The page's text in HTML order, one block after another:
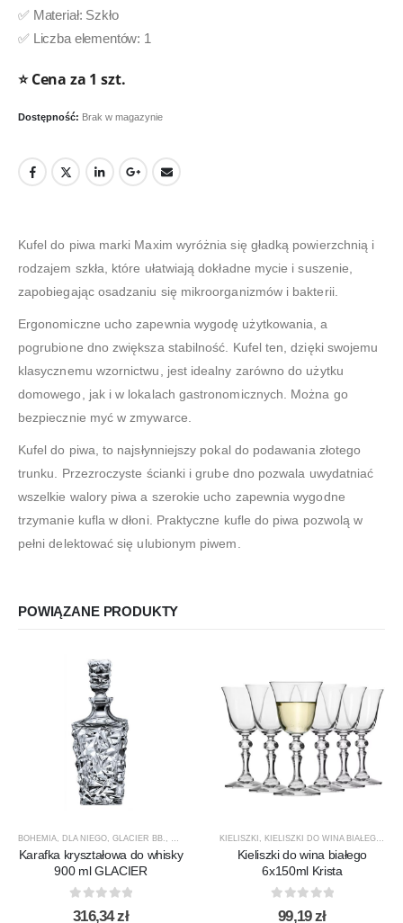
✅ Materiał: Szkło
✅ Liczba elementów: 1
⭐ Cena za 1 szt.
Dostępność: Brak w magazynie
Kufel do piwa marki Maxim wyróżnia się gładką powierzchnią i
rodzajem szkła, które ułatwiają dokładne mycie i suszenie,
zapobiegając osadzaniu się mikroorganizmów i bakterii.
Ergonomiczne ucho zapewnia wygodę użytkowania, a
pogrubione dno zwiększa stabilność. Kufel ten, dzięki swojemu
klasycznemu wzornictwu, jest idealny zarówno do użytku
domowego, jak i w lokalach gastronomicznych. Można go
bezpiecznie myć w zmywarce.
Kufel do piwa, to najsłynniejszy pokal do podawania złotego
trunku. Przezroczyste ścianki i grube dno pozwala uwydatniać
wszelkie walory piwa a szerokie ucho zapewnia wygodne
trzymanie kufla w dłoni. Praktyczne kufle do piwa pozwolą w
pełni delektować się ulubionym piwem.
POWIĄZANE PRODUKTY
BOHEMIA, DLA NIEGO, GLACIER BB. , KARAFKI KARAFKI DO WHISKY, PREZENTY,
Karafka kryształowa do whisky
900 ml GLACIER
0out of 5
316,34zł
KIELISZKI , KIELISZKI DO WINA BIAŁEGO ,
Kieliszki do wina białego
6x150ml Krista
out of 5
99,19zł